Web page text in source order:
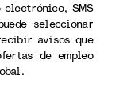
SMS
seleccionar
avisos que
de empleo